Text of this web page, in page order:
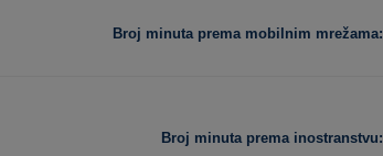
Broj minuta prema mobilnim mrežama:
Broj minuta prema inostranstvu: